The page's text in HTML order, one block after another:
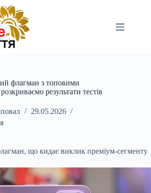
флагман з топовими
результати тестів
29.05.2026
що кидає виклик преміум-сегменту